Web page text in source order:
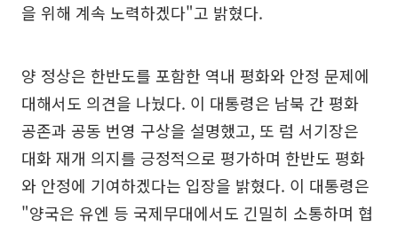
을 위해 계속 노력하겠다"고 밝혔다.
양 정상은 한반도를 포함한 역내 평화와 안정 문제에
대해서도 의견을 나눴다. 이 대통령은 남북 간 평화
공존과 공동 번영 구상을 설명했고, 또 럼 서기장은
대화 재개 의지를 긍정적으로 평가하며 한반도 평화
와 안정에 기여하겠다는 입장을 밝혔다. 이 대통령은
"양국은 유엔 등 국제무대에서도 긴밀히 소통하며 협